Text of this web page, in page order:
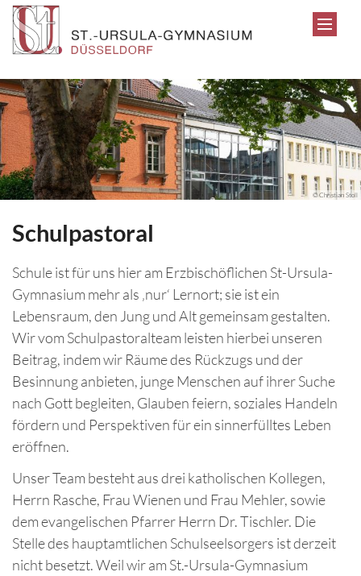
Zum Inhalt springen
© Christian Stoll
Schulpastoral
Schule ist für uns hier am Erzbischöflichen St-Ursula-
Gymnasium mehr als ‚nur‘ Lernort; sie ist ein
Lebensraum, den Jung und Alt gemeinsam gestalten.
Wir vom Schulpastoralteam leisten hierbei unseren
Beitrag, indem wir Räume des Rückzugs und der
Besinnung anbieten, junge Menschen auf ihrer Suche
nach Gott begleiten, Glauben feiern, soziales Handeln
fördern und Perspektiven für ein sinnerfülltes Leben
eröffnen.
Unser Team besteht aus drei katholischen Kollegen,
Herrn Rasche, Frau Wienen und Frau Mehler, sowie
dem evangelischen Pfarrer Herrn Dr. Tischler. Die
Stelle des hauptamtlichen Schulseelsorgers ist derzeit
nicht besetzt. Weil wir am St.-Ursula-Gymnasium